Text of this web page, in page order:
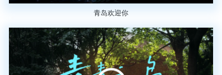
青岛欢迎你